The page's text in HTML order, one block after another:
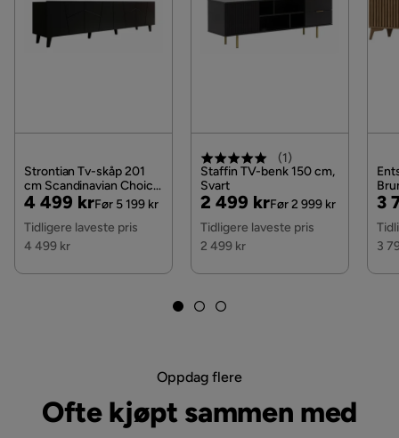
Les våreKjøpsvilkår for mer informasjon.
Strontian Tv-skåp 201
cm Scandinavian Choice
Black
Pris
4 499 kr
Original
Pris
Før 5 199 kr
Tidligere laveste pris
4 499 kr
(1)
Staffin TV-benk 150 cm,
Svart
Pris
2 499 kr
Original
Pris
Før 2 999 kr
Tidligere laveste pris
2 499 kr
3
3
Oppdag flere
Ofte kjøpt sammen med